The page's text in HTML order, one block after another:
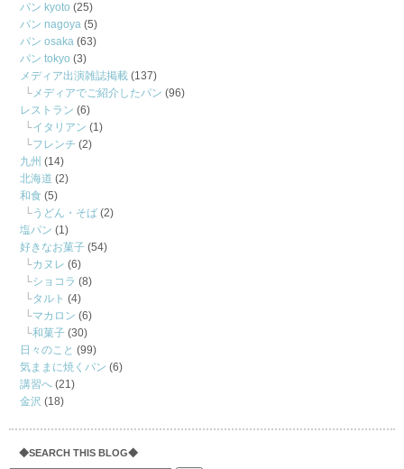
パン kyoto (25)
パン nagoya (5)
パン osaka (63)
パン tokyo (3)
メディア出演雑誌掲載 (137)
メディアでご紹介したパン (96)
レストラン (6)
イタリアン (1)
フレンチ (2)
九州 (14)
北海道 (2)
和食 (5)
うどん・そば (2)
塩パン (1)
好きなお菓子 (54)
カヌレ (6)
ショコラ (8)
タルト (4)
マカロン (6)
和菓子 (30)
日々のこと (99)
気ままに焼くパン (6)
講習へ (21)
金沢 (18)
◆SEARCH THIS BLOG◆